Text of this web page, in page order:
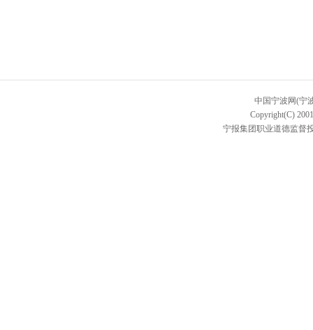
中国宁波网(宁
Copyright(C)
宁报集团职业道德监督